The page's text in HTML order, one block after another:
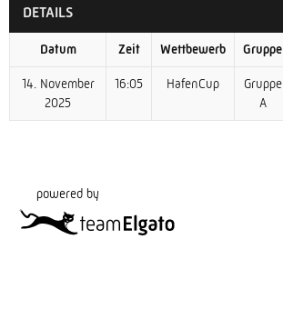
DETAILS
Datum Zeit Wettbewerb Gruppe
14. November
2025
16:05 HafenCup
Gruppe
A
powered by